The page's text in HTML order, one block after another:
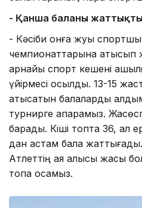
- Қанша баланы
- Кәсіби онға жуық
чемпионаттарына қатысып
арнайы спорт кешені
үйірмесі қосылды. 13-15
қатысатын балаларды
турнирге апарамыз.
барады. Кіші топта 36, ал
дан астам бала
Атлеттің аяқ алысы жақсы
топқа қосамыз.